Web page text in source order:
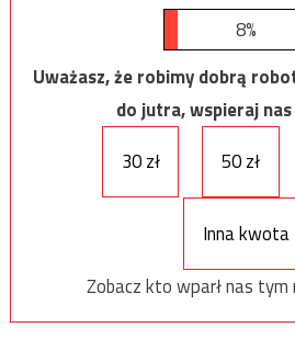
8%
Uważasz, że robimy dobrą
do jutra, wspieraj
30 zł
50 zł
Inna kwota
Zobacz kto wparł nas tym